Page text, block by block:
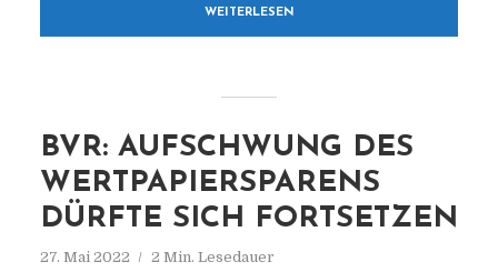
WEITERLESEN
BVR: AUFSCHWUNG DES
WERTPAPIERSPARENS
DÜRFTE SICH FORTSETZEN
27. Mai 2022 2 Min. Lesedauer